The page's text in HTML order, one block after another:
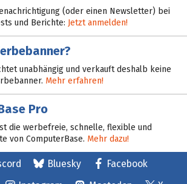
(oder einen Newsletter) bei
und Berichte: Jetzt anmelden!
unabhängig und verkauft deshalb keine
Mehr erfahren!
Pro
die werbefreie, schnelle, flexible und
von ComputerBase. Mehr dazu!
Bluesky
Facebook